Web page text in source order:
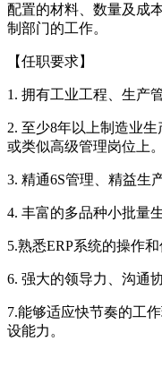
配置的材料、数量及成
制部门的工作。
【任职要求】
1. 拥有工业工程、生产
2. 至少8年以上制造业
或类似高级管理岗位上。
3. 精通6S管理、精益生
4. 丰富的多品种小批量
5.熟悉ERP系统的操作和
6. 强大的领导力、沟通
7.能够适应快节奏的工
设能力。